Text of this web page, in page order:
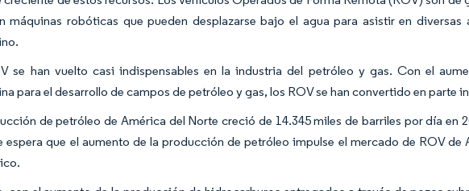
máquinas robóticas que pueden desplazarse bajo el agua para asistir en
se han vuelto casi indispensables en la industria del petróleo y gas. Con el
para el desarrollo de campos de petróleo y gas, los ROV se han convertido en parte
de petróleo de América del Norte creció de 14.345 miles de barriles por día en
espera que el aumento de la producción de petróleo impulse el mercado de ROV